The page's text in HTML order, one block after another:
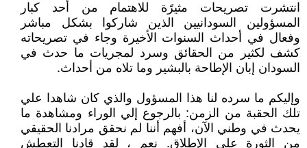
انتشرت تصريحات مثيرًة للاهتمام من أحد كبار
المسؤولين السودانيين الذين شاركوا بشكل مباشر
وفعال في أحداث السنوات الأخيرة وجاء في تصريحاته
كشف لكثير من الحقائق وسرد لمجريات ما حدث في
السودان إبان الإطاحة بالبشير وما تلاه من أحداث.
وإليكم ما سرده لنا هذا المسؤول والذي كان شاهدا علي
تلك الحقبة من الزمن: بالرجوع إلي الوراء ومشاهدة ما
يحدث في وطني الآن، أفهم أننا لم نحقق مرادنا الحقيقي
من الثورة على الإطلاق. نعم ، لقد قادنا التعطش